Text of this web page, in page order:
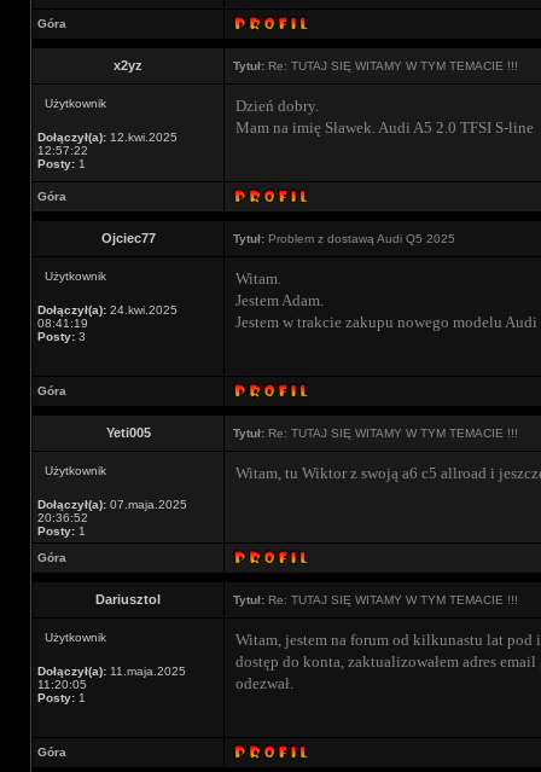
Góra
x2yz Tytuł: Re: TUTAJ SIĘ WITAMY W TYM TEMACIE !!!
Użytkownik
Dołączył(a): 12.kwi.2025
12:57:22
Posty: 1
Dzień dobry.
Mam na imię Sławek. Audi A5 2.0 TFSI S-line
Góra
Ojciec77 Tytuł: Problem z dostawą Audi Q5 2025
Użytkownik
Dołączył(a): 24.kwi.2025
08:41:19
Posty: 3
Witam.
Jestem Adam.
Jestem w trakcie zakupu nowego modelu Audi
Góra
Yeti005 Tytuł: Re: TUTAJ SIĘ WITAMY W TYM TEMACIE !!!
Użytkownik
Dołączył(a): 07.maja.2025
20:36:52
Posty: 1
Witam, tu Wiktor z swoją a6 c5 allroad i
Góra
Dariusztol Tytuł: Re: TUTAJ SIĘ WITAMY W TYM TEMACIE !!!
Użytkownik
Dołączył(a): 11.maja.2025
11:20:05
Posty: 1
Witam, jestem na forum od kilkunastu lat pod
dostęp do konta, zaktualizowałem adres
odezwał.
Góra